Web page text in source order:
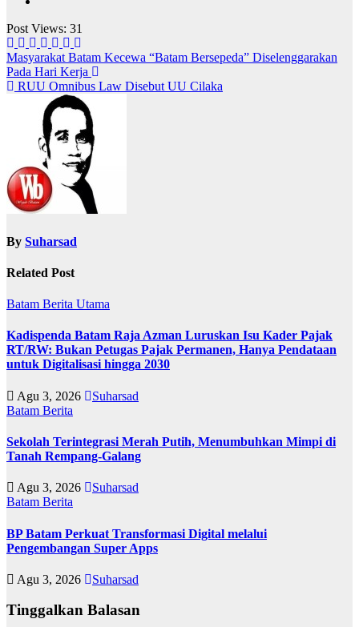
Post Views: 31
Navigasi
pos
Masyarakat Batam Kecewa “Batam Bersepeda” Diselenggarakan
Pada Hari Kerja
RUU Omnibus Law Disebut UU Cilaka
By Suharsad
Related Post
Batam Berita Utama
Kadispenda Batam Raja Azman Luruskan Isu Kader Pajak
RT/RW: Bukan Petugas Pajak Permanen, Hanya Pendataan
untuk Digitalisasi hingga 2030
Agu 3, 2026
Suharsad
Batam Berita
Sekolah Terintegrasi Merah Putih, Menumbuhkan Mimpi di
Tanah Rempang-Galang
Agu 3, 2026
Suharsad
Batam Berita
BP Batam Perkuat Transformasi Digital melalui
Pengembangan Super Apps
Agu 3, 2026 Suharsad
Tinggalkan Balasan